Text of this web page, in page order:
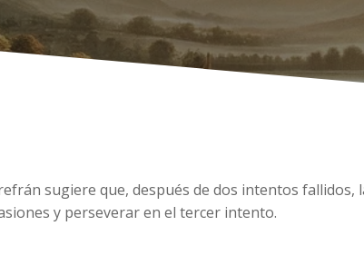
sugiere que, después de dos intentos
y perseverar en el tercer intento.